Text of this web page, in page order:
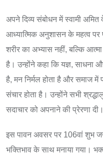
अपने दिव्य संबोधन में स्वामी अमित
आध्यात्मिक अनुशासन के महत्व
शरीर का अभ्यास नहीं, बल्कि
है। उन्होंने कहा कि यज्ञ, साधना
है, मन निर्मल होता है और समाज
संचार होता है। उन्होंने सभी
सदाचार को अपनाने की प्रेरणा दी।
इस पावन अवसर पर 106वां शुभ
भक्तिभाव के साथ मनाया गया।